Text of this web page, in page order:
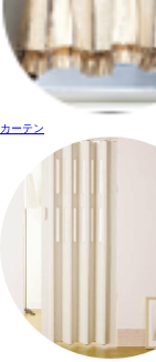
カーテン